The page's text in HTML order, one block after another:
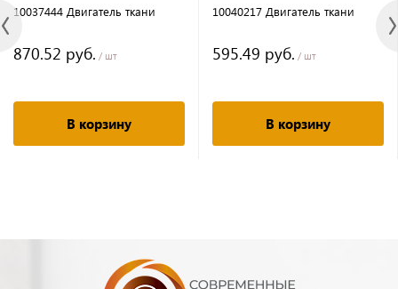
10037444 Двигатель ткани
870.52 руб. / шт
В корзину
10040217 Двигатель ткани
595.49 руб. / шт
В корзину